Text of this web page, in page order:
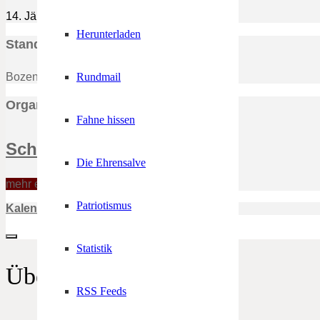
Herunterladen
Rundmail
Fahne hissen
Die Ehrensalve
Patriotismus
Statistik
RSS Feeds
14. Jänner 2023
Standort
Bozen, Kolpinghaus
Organisator
Schützenkompanie Bozen
mehr erfahren
Kalender
Google Kalender
Über uns